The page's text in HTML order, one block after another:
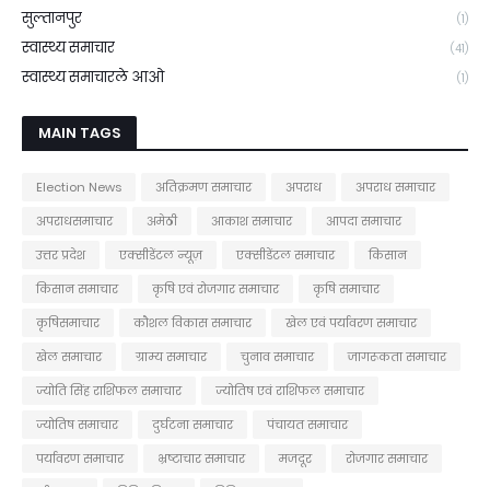
सुल्तानपुर (1)
स्वास्थ्य समाचार (41)
स्वास्थ्य समाचारले आओ (1)
MAIN TAGS
Election News अतिक्रमण समाचार अपराध
अपराध समाचार
अपराधसमाचार
अमेठी आकाश समाचार
आपदा समाचार
उत्तर प्रदेश
एक्सीडेंटल न्यूज़ एक्सीडेंटल समाचार
किसान
किसान समाचार
कृषि एवं रोजगार समाचार
कृषि समाचार
कृषिसमाचार
कौशल विकास समाचार
खेल एवं पर्यावरण समाचार
खेल समाचार
ग्राम्य समाचार चुनाव समाचार
जागरूकता समाचार
ज्योति सिंह राशिफल समाचार
ज्योतिष एवं राशिफल समाचार
ज्योतिष समाचार
दुर्घटना समाचार
पंचायत समाचार
पर्यावरण समाचार
भ्रष्टाचार समाचार मजदूर
रोजगार समाचार